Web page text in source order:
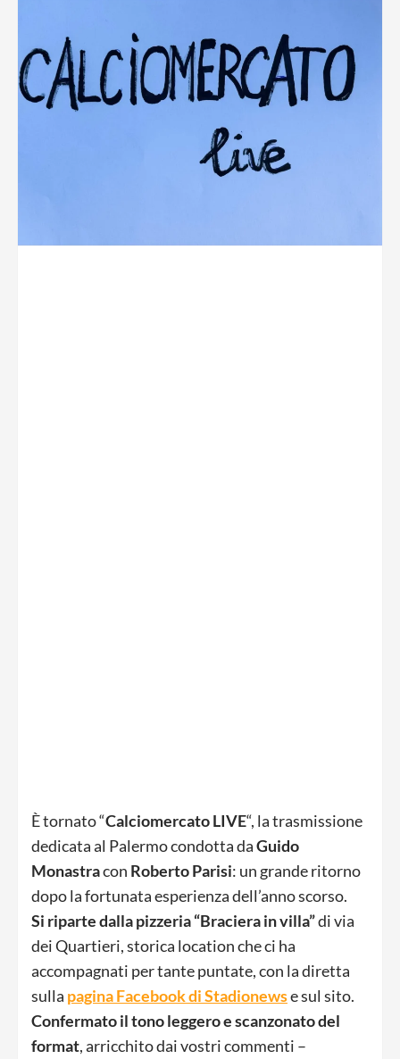
È tornato “Calciomercato LIVE“, la trasmissione
dedicata al Palermo condotta daGuido
Monastracon Roberto Parisi: un grande ritorno
dopo la fortunata esperienza dell’anno scorso.
Si riparte dalla pizzeria “Braciera in villa”di via
dei Quartieri, storica location che ci ha
accompagnati per tante puntate, con la diretta
sulla pagina Facebook di Stadionewse sul sito.
Confermato il tono leggero e scanzonato del
format, arricchito dai vostri commenti –